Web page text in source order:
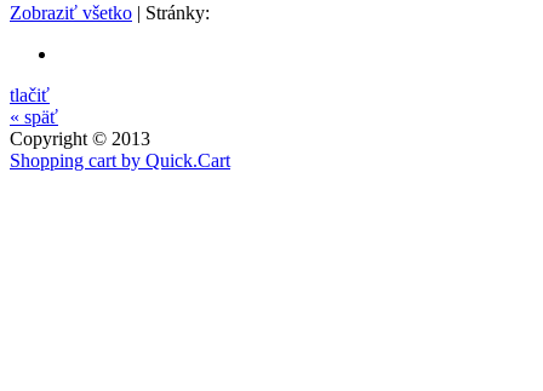
Zobraziť všetko | Stránky:
tlačiť
« späť
Copyright © 2013
Shopping cart by Quick.Cart